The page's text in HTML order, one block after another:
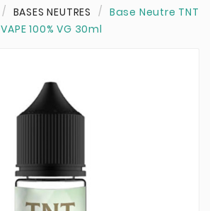
BASES NEUTRES
Base Neutre TNT
VAPE 100% VG 30ml